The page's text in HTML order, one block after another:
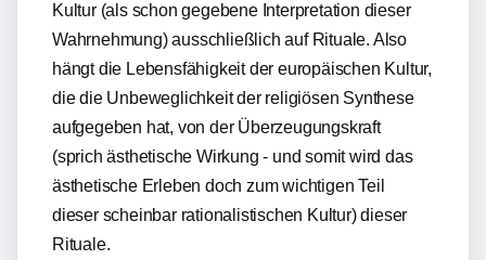
Kultur (als schon gegebene Interpretation dieser
Wahrnehmung) ausschließlich auf Rituale. Also
hängt die Lebensfähigkeit der europäischen Kultur,
die die Unbeweglichkeit der religiösen Synthese
aufgegeben hat, von der Überzeugungskraft
(sprich ästhetische Wirkung - und somit wird das
ästhetische Erleben doch zum wichtigen Teil
dieser scheinbar rationalistischen Kultur) dieser
Rituale.